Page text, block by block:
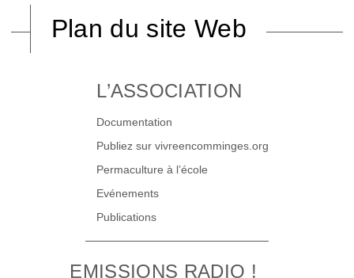
Plan du site Web
L’ASSOCIATION
Documentation
Publiez sur vivreencomminges.org
Permaculture à l’école
Evénements
Publications
EMISSIONS RADIO !